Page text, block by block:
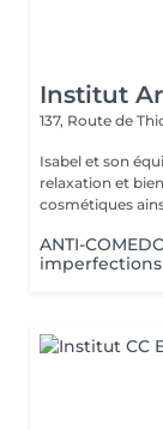
Institut
137, Route de
Isabel et son
relaxation et bien-être. Les meilleures
cosmétiques
ANTI-
imperfections